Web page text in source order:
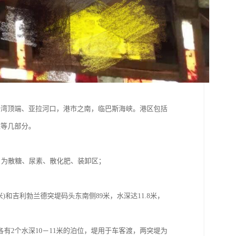
顶端、亚拉河口，港市之南，临巴斯海峡。港区包括
几部分。
散糖、尿素、散化肥、装卸区；
吉利勃兰德突堤码头东南侧89米，水深达11.8米，
2个水深10－11米的泊位，堤用于车客渡，两突堤为